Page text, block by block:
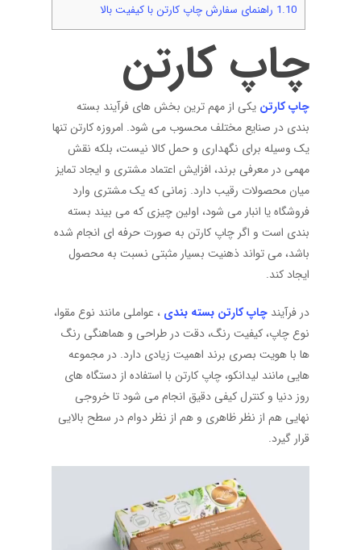
1.10 راهنمای سفارش چاپ کارتن با کیفیت بالا
چاپ کارتن
چاپ کارتن یکی از مهم ترین بخش های فرآیند بسته
بندی در صنایع مختلف محسوب می شود. امروزه کارتن تنها
یک وسیله برای نگهداری و حمل کالا نیست، بلکه نقش
مهمی در معرفی برند، افزایش اعتماد مشتری و ایجاد تمایز
میان محصولات رقیب دارد. زمانی که یک مشتری وارد
فروشگاه یا انبار می شود، اولین چیزی که می بیند بسته
بندی است و اگر چاپ کارتن به صورت حرفه ای انجام شده
باشد، می تواند ذهنیت بسیار مثبتی نسبت به محصول
ایجاد کند.
در فرآیند چاپ کارتن بسته بندی ، عواملی مانند نوع مقوا،
نوع چاپ، کیفیت رنگ، دقت در طراحی و هماهنگی رنگ
ها با هویت بصری برند اهمیت زیادی دارد. در مجموعه
هایی مانند لیدانکو، چاپ کارتن با استفاده از دستگاه های
روز دنیا و کنترل کیفی دقیق انجام می شود تا خروجی
نهایی هم از نظر ظاهری و هم از نظر دوام در سطح بالایی
قرار گیرد.